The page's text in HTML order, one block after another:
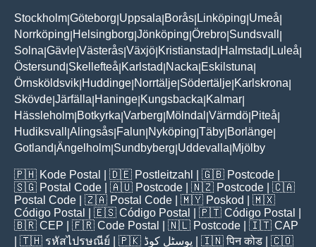
Stockholm Göteborg Uppsala Borås Linköping Umeå
Norrköping Helsingborg Jönköping Örebro Sundsvall
Solna Gävle Västerås Växjö Kristianstad Halmstad Luleå
Östersund Skellefteå Karlstad Nacka Eskilstuna
Örnsköldsvik Huddinge Norrtälje Södertälje Karlskrona
Skövde Järfälla Haninge Kungsbacka Kalmar
Hässleholm Botkyrka Varberg Mölndal Värmdö Piteå
Hudiksvall
Alingsås Falun Nyköping Täby Borlänge
Gotland Ängelholm Sundbyberg Uddevalla Mjölby
🇵🇭 Kode Postal | 🇩🇪 Postleitzahl | 🇬🇧 Postcode
🇸🇬 Postal Code | 🇦🇺 Postcode | 🇳🇿 Postcode | 🇨🇦
Postal Code | 🇿🇦 Postal Code | 🇲🇾 Poskod
| 🇲🇽
Código Postal
| 🇪🇸 Código Postal | 🇵🇹 Código Postal
🇧🇷 CEP | 🇫🇷 Code Postal | 🇳🇱 Postcode | 🇮🇹 CAP
| 🇹🇭 รหัสไปรษณีย์ | 🇵🇰 پوسٹل کوڈ | 🇮🇳पिन कोड | 🇨🇴